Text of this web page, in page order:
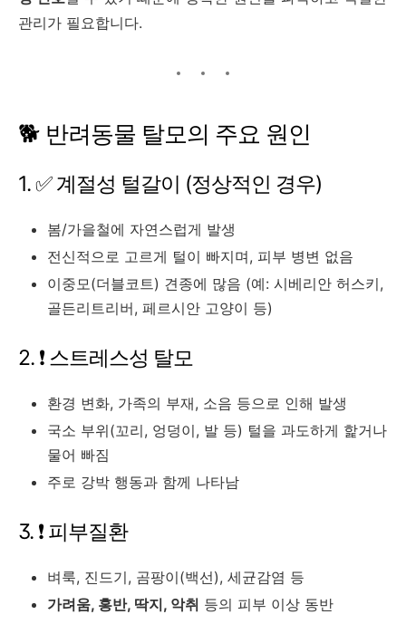
관리가 필요합니다.
🐕 반려동물 탈모의 주요 원인
1. ✅ 계절성 털갈이 (정상적인 경우)
봄/가을철에 자연스럽게 발생
전신적으로 고르게 털이 빠지며, 피부 병변 없음
이중모(더블코트) 견종에 많음 (예: 시베리안 허스키,
골든리트리버, 페르시안 고양이 등)
2. ❗ 스트레스성 탈모
환경 변화, 가족의 부재, 소음 등으로 인해 발생
국소 부위(꼬리, 엉덩이, 발 등) 털을 과도하게 핥거나
물어 빠짐
주로 강박 행동과 함께 나타남
3. ❗ 피부질환
벼룩, 진드기, 곰팡이(백선), 세균감염 등
가려움, 홍반, 딱지, 악취 등의 피부 이상 동반